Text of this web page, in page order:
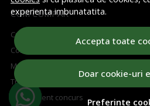
experienta imbunatatita.
Accepta toate
Doar cookie-uri
Preferinte
CUM CUMPAR
Cum cumpar
Cosul meu
Metode de plata
Transport si retururi
Regulament concurs